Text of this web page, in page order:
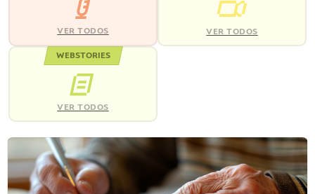
VER TODOS VER TODOS
WEBSTORIES
VER TODOS